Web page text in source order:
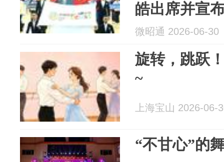
皓出席并宣
微昭通 2026-06-30
旋转，跳跃
~
上海宝山 2026-06-
“不甘心”的